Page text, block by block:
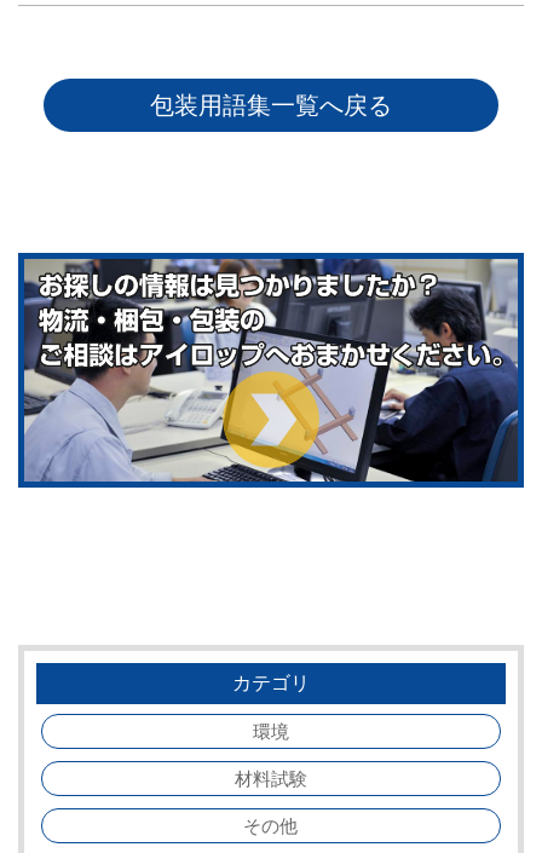
包装用語集一覧へ戻る
カテゴリ
環境
材料試験
その他